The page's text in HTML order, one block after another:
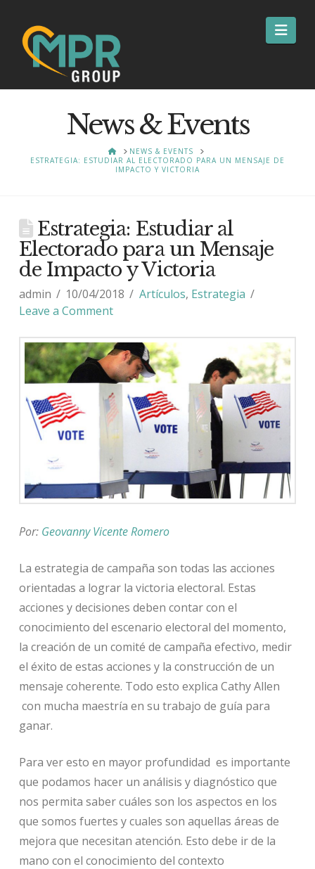
News & Events
HOMENEWS & EVENTS
ESTRATEGIA: ESTUDIAR AL ELECTORADO PARA UN MENSAJE DE
IMPACTO Y VICTORIA
Estrategia: Estudiar al
Electorado para un Mensaje
de Impacto y Victoria
admin 10/04/2018 Artículos, Estrategia
Leave a Comment
Por: Geovanny Vicente Romero
La estrategia de campaña son todas las acciones
orientadas a lograr la victoria electoral. Estas
acciones y decisiones deben contar con el
conocimiento del escenario electoral del momento,
la creación de un comité de campaña efectivo, medir
el éxito de estas acciones y la construcción de un
mensaje coherente. Todo esto explica Cathy Allen
con mucha maestría en su trabajo de guía para
ganar.
Para ver esto en mayor profundidad es importante
que podamos hacer un análisis y diagnóstico que
nos permita saber cuáles son los aspectos en los
que somos fuertes y cuales son aquellas áreas de
mejora que necesitan atención. Esto debe ir de la
mano con el conocimiento del contexto